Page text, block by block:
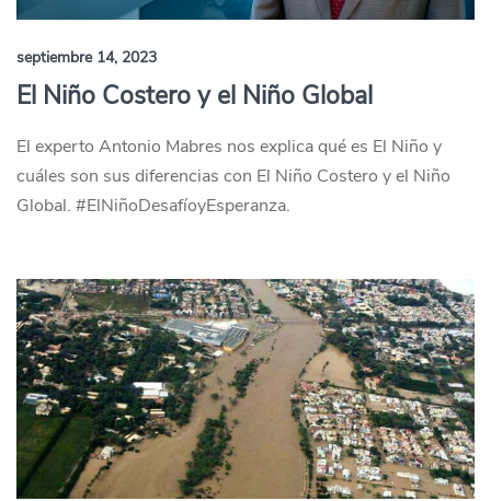
septiembre 14, 2023
El Niño Costero y el Niño Global
El experto Antonio Mabres nos explica qué es El Niño y
cuáles son sus diferencias con El Niño Costero y el Niño
Global. #ElNiñoDesafíoyEsperanza.